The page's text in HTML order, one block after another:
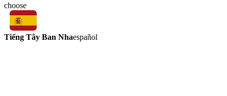
choose
Tiếng Tây Ban Nhaespañol